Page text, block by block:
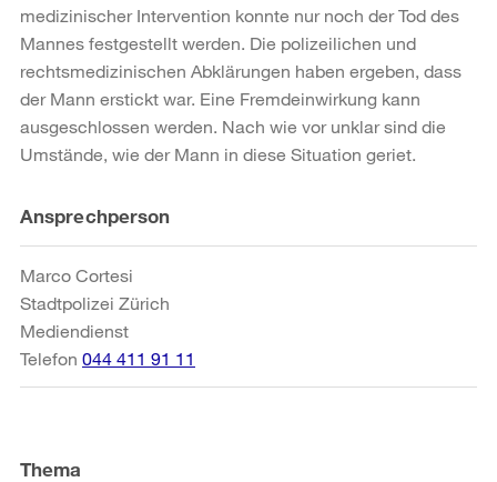
medizinischer Intervention konnte nur noch der Tod des
Mannes festgestellt werden. Die polizeilichen und
rechtsmedizinischen Abklärungen haben ergeben, dass
der Mann erstickt war. Eine Fremdeinwirkung kann
ausgeschlossen werden. Nach wie vor unklar sind die
Umstände, wie der Mann in diese Situation geriet.
Weitere
Informationen
Ansprechperson
Marco Cortesi
Stadtpolizei Zürich
Mediendienst
Telefon 044 411 91 11
Thema